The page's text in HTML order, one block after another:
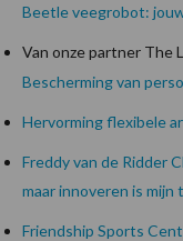
Beetle veegrobot:
Van onze partner The
Bescherming van
Hervorming flexibele
Freddy van de Ridder
maar innoveren is mijn
Friendship Sports